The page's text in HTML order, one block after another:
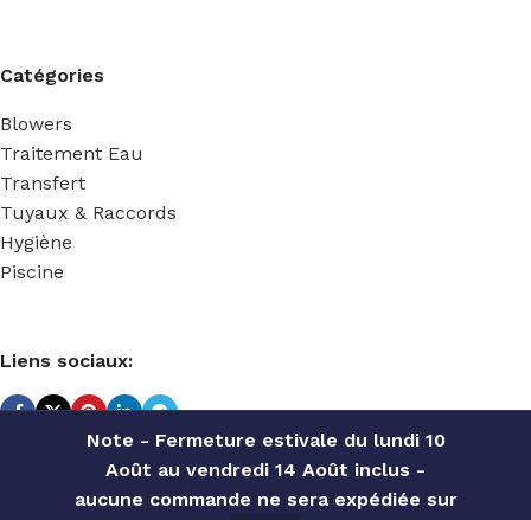
Note - Fermeture estivale du lundi 10
Août au vendredi 14 Août inclus -
aucune commande ne sera expédiée sur
Catégories
Blowers
Traitement Eau
Transfert
Tuyaux & Raccords
Hygiène
Piscine
Liens sociaux:
TECHNIDOSE 2022 Réalisé parACS INFORMATIQUE